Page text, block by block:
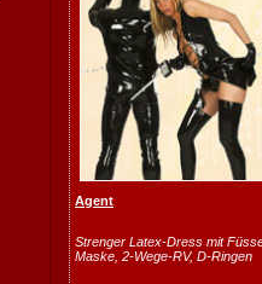
Agent
Strenger Latex-Dress mit
Maske, 2-Wege-RV, D-Ringen